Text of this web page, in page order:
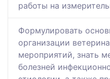
работы на
Формулировать
организации
мероприятий, знать
болезней